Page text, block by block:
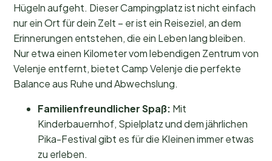
Hügeln aufgeht. Dieser Campingplatz ist nicht einfach
nur ein Ort für dein Zelt – er ist ein Reiseziel, an dem
Erinnerungen entstehen, die ein Leben lang bleiben.
Nur etwa einen Kilometer vom lebendigen Zentrum von
Velenje entfernt, bietet Camp Velenje die perfekte
Balance aus Ruhe und Abwechslung.
Familienfreundlicher Spaß: Mit
Kinderbauernhof, Spielplatz und dem jährlichen
Pika-Festival gibt es für die Kleinen immer etwas
zu erleben.